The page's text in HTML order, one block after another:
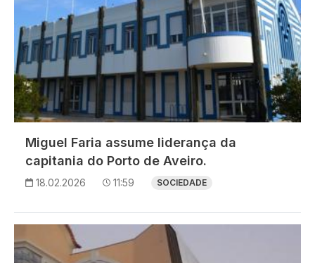
Miguel Faria assume liderança da
capitania do Porto de Aveiro.
18.02.2026 11:59 SOCIEDADE